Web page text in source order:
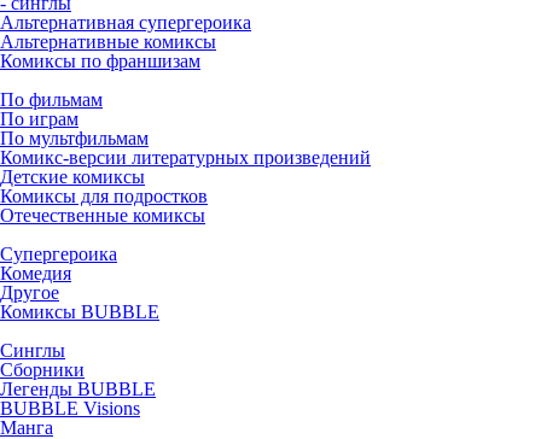
Альтернативная супергероика
Альтернативные комиксы
Комиксы по франшизам
По фильмам
По играм
По мультфильмам
Комикс-версии литературных произведений
Детские комиксы
Комиксы для подростков
Отечественные комиксы
Супергероика
Комедия
Другое
Комиксы BUBBLE
Синглы
Сборники
Легенды BUBBLE
BUBBLE Visions
Манга